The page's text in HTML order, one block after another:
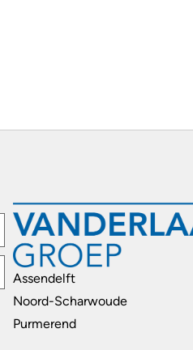
Assendelft
Noord-Scharwoude
Purmerend